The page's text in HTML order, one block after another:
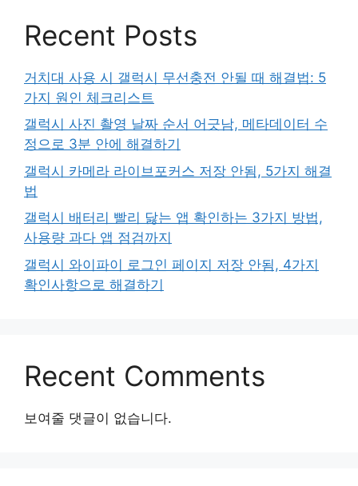
Recent Posts
거치대 사용 시 갤럭시 무선충전 안될 때 해결법: 5
가지 원인 체크리스트
갤럭시 사진 촬영 날짜 순서 어긋남, 메타데이터 수
정으로 3분 안에 해결하기
갤럭시 카메라 라이브포커스 저장 안됨, 5가지 해결
법
갤럭시 배터리 빨리 닳는 앱 확인하는 3가지 방법,
사용량 과다 앱 점검까지
갤럭시 와이파이 로그인 페이지 저장 안됨, 4가지
확인사항으로 해결하기
Recent Comments
보여줄 댓글이 없습니다.